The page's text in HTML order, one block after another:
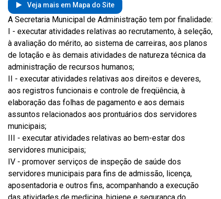
Veja mais em Mapa do Site
A Secretaria Municipal de Administração tem por finalidade:
I - executar atividades relativas ao recrutamento, à seleção,
à avaliação do mérito, ao sistema de carreiras, aos planos
de lotação e às demais atividades de natureza técnica da
administração de recursos humanos;
II - executar atividades relativas aos direitos e deveres,
aos registros funcionais e controle de freqüência, à
elaboração das folhas de pagamento e aos demais
assuntos relacionados aos prontuários dos servidores
municipais;
III - executar atividades relativas ao bem-estar dos
servidores municipais;
IV - promover serviços de inspeção de saúde dos
servidores municipais para fins de admissão, licença,
aposentadoria e outros fins, acompanhando a execução
das atividades de medicina, higiene e segurança do